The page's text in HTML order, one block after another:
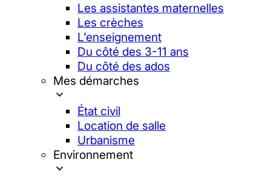
Les assistantes maternelles
Les crèches
L’enseignement
Du côté des 3-11 ans
Du côté des ados
Mes démarches
État civil
Location de salle
Urbanisme
Environnement